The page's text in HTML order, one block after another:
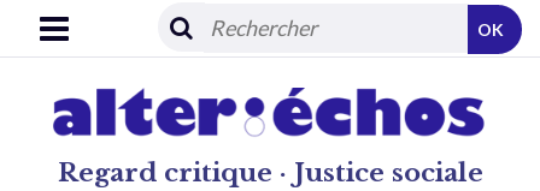
Regard critique · Justice sociale
OK